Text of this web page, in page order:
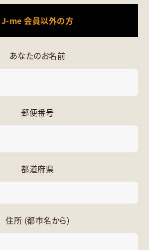
J-me 会員以外の方
あなたのお名前
郵便番号
都道府県
住所 (都市名から)